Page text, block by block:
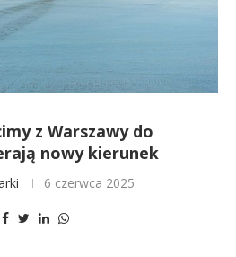
z Warszawy do
nowy kierunek
6 czerwca 2025